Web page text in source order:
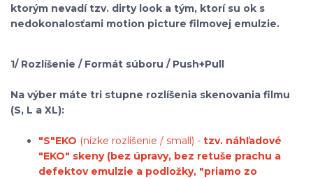
ktorým nevadí tzv. dirty look a tým, ktorí su ok s
nedokonalosťami motion picture filmovej emulzie.
1/ Rozlíšenie / Formát súboru / Push+Pull
Na výber máte tri stupne rozlíšenia skenovania filmu
(S, L a XL):
"S"EKO (nízke rozlíšenie / small) - tzv. náhľadové
"EKO" skeny (bez úpravy, bez retuše prachu a
defektov emulzie a podložky, "priamo zo